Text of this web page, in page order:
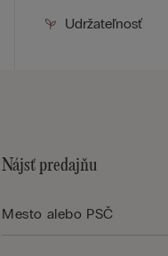
Udržateľnosť
Nájsť predajňu